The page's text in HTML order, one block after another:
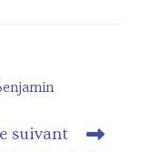
suivant